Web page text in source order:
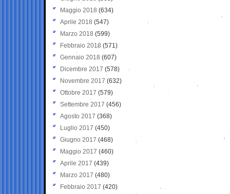
Maggio 2018 (634)
Aprile 2018 (547)
Marzo 2018 (599)
Febbraio 2018 (571)
Gennaio 2018 (607)
Dicembre 2017 (578)
Novembre 2017 (632)
Ottobre 2017 (579)
Settembre 2017 (456)
Agosto 2017 (368)
Luglio 2017 (450)
Giugno 2017 (468)
Maggio 2017 (460)
Aprile 2017 (439)
Marzo 2017 (480)
Febbraio 2017 (420)